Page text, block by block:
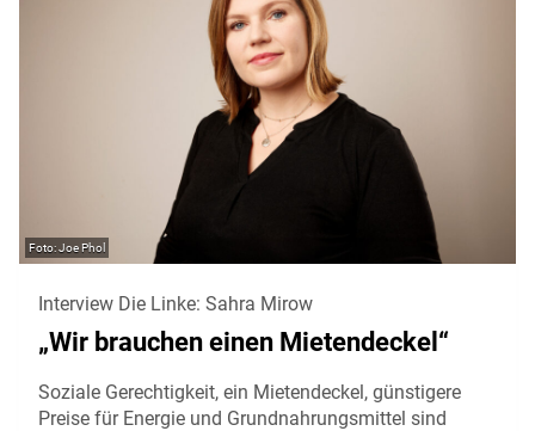
Joe Phol
Interview Die Linke: Sahra Mirow
„Wir brauchen einen Mietendeckel“
Soziale Gerechtigkeit, ein Mietendeckel, günstigere
Preise für Energie und Grundnahrungsmittel sind